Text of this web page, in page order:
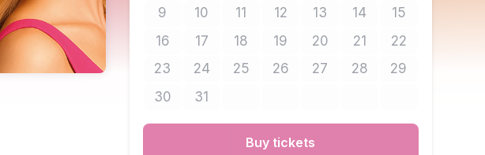
9No tickets available
10No tickets available
11No tickets available
12No tickets available
13No tickets available
14No tickets available
15No tickets
16No tickets available
17No tickets available
18No tickets available
19No tickets available
20No tickets available
21No tickets available
22No tickets
23No tickets available
24No tickets available
25No tickets available
26No tickets available
27No tickets available
28No tickets available
29No tickets
30No tickets available
31No tickets available
Buy tickets